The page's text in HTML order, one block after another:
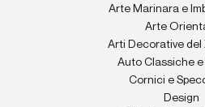
Arte Marinara e
Arte
Arti Decorative del
Auto Classiche e
Cornici e
Design